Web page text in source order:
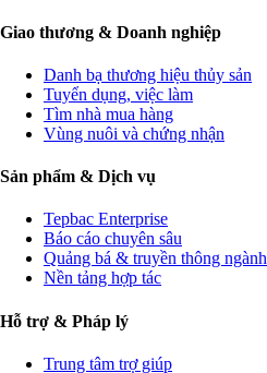
Giao thương & Doanh nghiệp
Danh bạ thương hiệu thủy sản
Tuyển dụng, việc làm
Tìm nhà mua hàng
Vùng nuôi và chứng nhận
Sản phẩm & Dịch vụ
Tepbac Enterprise
Báo cáo chuyên sâu
Quảng bá & truyền thông ngành
Nền tảng hợp tác
Hỗ trợ & Pháp lý
Trung tâm trợ giúp